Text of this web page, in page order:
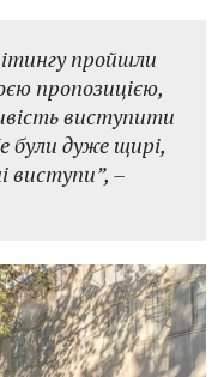
пройшли
пропозицією,
виступити
дуже щирі,
виступи”, –